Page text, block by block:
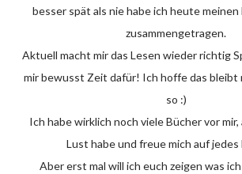
besser spät als nie habe ich heute meinen Monatsrückblick
zusammengetragen.
Aktuell macht mir das Lesen wieder richtig Spaß und ich nehme
mir bewusst Zeit dafür! Ich hoffe das bleibt
so :)
Ich habe wirklich noch viele Bücher vor mir, auf die ich richtig
Lust habe und freue mich auf jedes
Aber erst mal will ich euch zeigen was